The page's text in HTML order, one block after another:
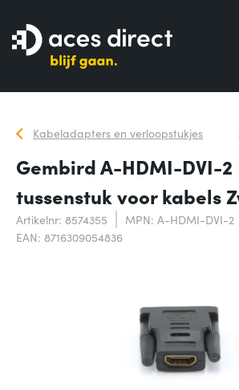
Kabeladapters en verloopstukjes
Gembird A-HDMI-DVI-2
tussenstuk voor kabels
Artikelnr: 8574355
MPN: A-HDMI-DVI-2
EAN: 8716309054836